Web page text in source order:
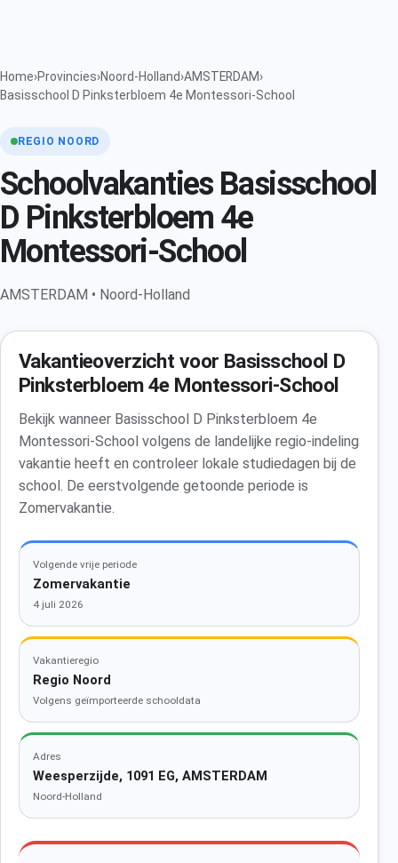
Home›Provincies›Noord-Holland›AMSTERDAM›
Basisschool D Pinksterbloem 4e Montessori-School
REGIO NOORD
Schoolvakanties Basisschool
D Pinksterbloem 4e
Montessori-School
AMSTERDAM • Noord-Holland
Vakantieoverzicht voor Basisschool D
Pinksterbloem 4e Montessori-School
Bekijk wanneer Basisschool D Pinksterbloem 4e
Montessori-School volgens de landelijke regio-indeling
vakantie heeft en controleer lokale studiedagen bij de
school. De eerstvolgende getoonde periode is
Zomervakantie.
Volgende vrije periode
Zomervakantie
4 juli 2026
Vakantieregio
Regio Noord
Volgens geïmporteerde schooldata
Adres
Weesperzijde, 1091 EG, AMSTERDAM
Noord-Holland